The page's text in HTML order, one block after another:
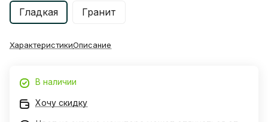
Гладкая Гранит
ХарактеристикиОписание
В наличии
Хочу скидку